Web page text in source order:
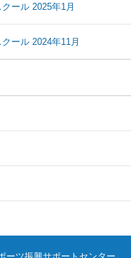
ール 2025年1月
ール 2024年11月